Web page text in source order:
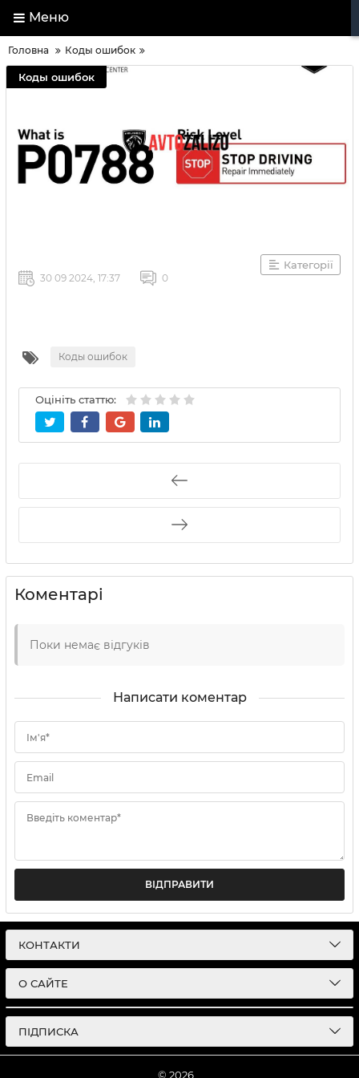
Меню
Головна Коды ошибок
Коды ошибок
Категорії
30 09 2024, 17:37 0
Коды ошибок
Оцініть статтю:
Коментарі
Поки немає відгуків
Написати коментар
Ім'я*
Email
Введіть коментар*
ВІДПРАВИТИ
КОНТАКТИ
О САЙТЕ
ПІДПИСКА
© 2026